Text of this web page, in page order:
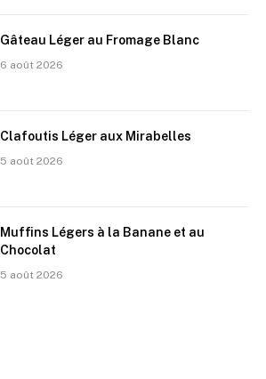
Gâteau Léger au Fromage Blanc
6 août 2026
Clafoutis Léger aux Mirabelles
5 août 2026
Muffins Légers à la Banane et au
Chocolat
5 août 2026